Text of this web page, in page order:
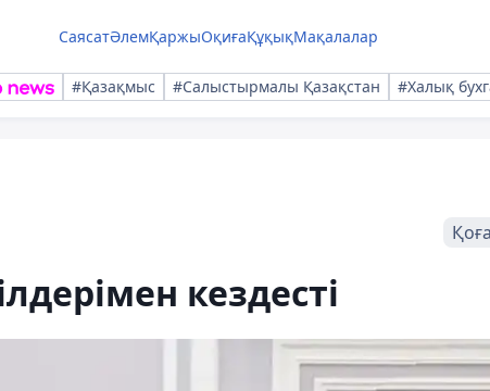
СаясатӘлемҚаржыОқиғаҚұқықМақалалар
#Қазақмыс #Салыстырмалы Қазақстан #Халық
кездесті